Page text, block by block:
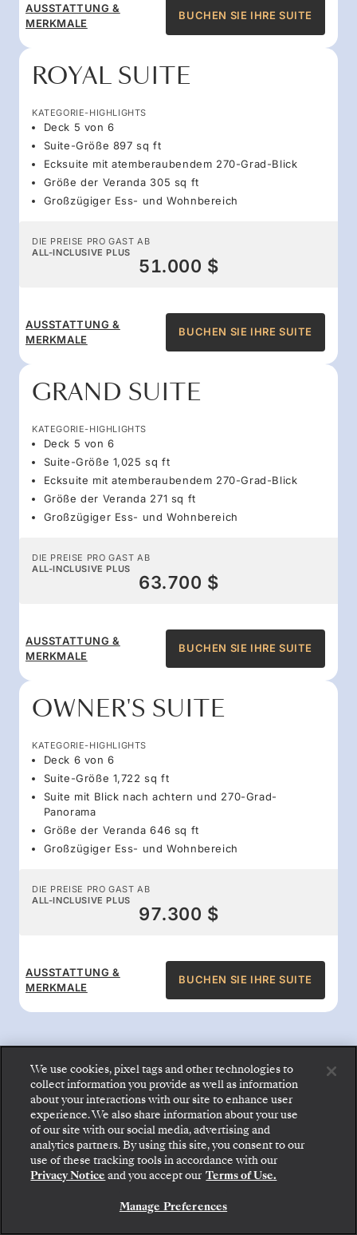
AUSSTATTUNG &
MERKMALE
BUCHEN SIE IHRE SUITE
ROYAL SUITE
KATEGORIE-HIGHLIGHTS
Deck 5 von 6
Suite-Größe 897 sq ft
Ecksuite mit atemberaubendem 270-Grad-Blick
Größe der Veranda 305 sq ft
Großzügiger Ess- und Wohnbereich
DIE PREISE PRO GAST AB
ALL-INCLUSIVE PLUS
51.000 $
AUSSTATTUNG &
MERKMALE
BUCHEN SIE IHRE SUITE
GRAND SUITE
KATEGORIE-HIGHLIGHTS
Deck 5 von 6
Suite-Größe 1,025 sq ft
Ecksuite mit atemberaubendem 270-Grad-Blick
Größe der Veranda 271 sq ft
Großzügiger Ess- und Wohnbereich
DIE PREISE PRO GAST AB
ALL-INCLUSIVE PLUS
63.700 $
AUSSTATTUNG &
MERKMALE
BUCHEN SIE IHRE SUITE
OWNER'S SUITE
KATEGORIE-HIGHLIGHTS
Deck 6 von 6
Suite-Größe 1,722 sq ft
Suite mit Blick nach achtern und 270-Grad-
Panorama
Größe der Veranda 646 sq ft
Großzügiger Ess- und Wohnbereich
DIE PREISE PRO GAST AB
ALL-INCLUSIVE PLUS
97.300 $
AUSSTATTUNG &
MERKMALE
BUCHEN SIE IHRE SUITE
All-inclusive-Leistungen an
Bord
Genießen Sie den Komfort, für den Silversea
Butlerservice, erstklassige Unterhaltung und
Gehen Sie an Bord: Wählen Sie Ihre Suite und
prüfen Sie die Preise und Inklusivleistungen, bevor
Sie Ihre Silversea-Reise sicher bestätigen.
BUCHEN SIE IHRE SUITE
We use cookies, pixel tags and other technologies to
collect information you provide as well as information
about your interactions with our site to enhance user
experience. We also share information about your use
of our site with our social media, advertising and
analytics partners. By using this site, you consent to our
use of these tracking tools in accordance with our
Privacy Notice and you accept our Terms of Use.
Manage Preferences